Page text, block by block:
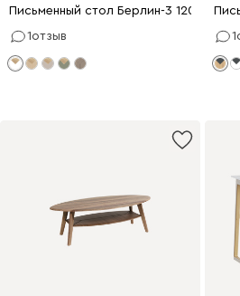
Письменный стол Берлин-3 120x56
1отзыв
1